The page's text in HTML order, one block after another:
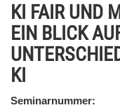
KI FAIR UND
EIN BLICK
KI
Seminarnummer